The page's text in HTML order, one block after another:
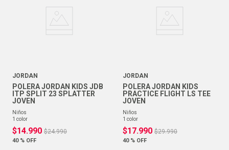
JORDAN
POLERA JORDAN KIDS JDB
ITP SPLIT 23 SPLATTER
JOVEN
niños
1 color
$14.990 $24.990
40 % OFF
JORDAN
POLERA JORDAN KIDS
PRACTICE FLIGHT LS TEE
JOVEN
niños
1 color
$17.990 $29.990
40 % OFF